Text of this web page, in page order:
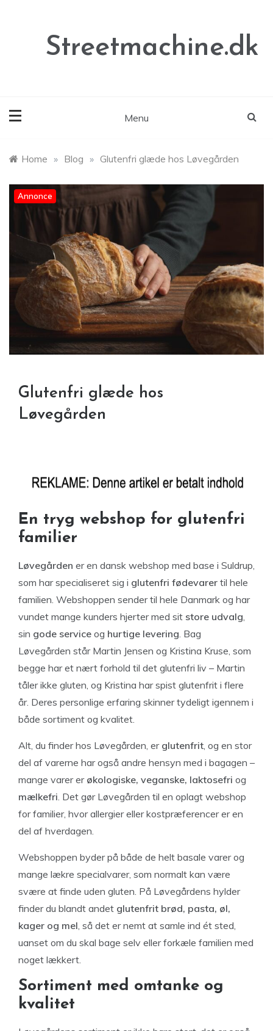
Streetmachine.dk
Menu
Home » Blog » Glutenfri glæde hos Løvegården
Annonce
Glutenfri glæde hos
Løvegården
En tryg webshop for glutenfri
familier
Løvegården er en dansk webshop med base i Suldrup,
som har specialiseret sig i glutenfri fødevarer til hele
familien. Webshoppen sender til hele Danmark og har
vundet mange kunders hjerter med sit store udvalg
sin gode service og hurtige levering . Bag
Løvegården står Martin Jensen og Kristina Kruse, som
begge har et nært forhold til det glutenfri liv – Martin
tåler ikke gluten, og Kristina har spist glutenfrit i flere
år. Deres personlige erfaring skinner tydeligt igennem i
både sortiment og kvalitet.
Alt, du finder hos Løvegården, er glutenfrit , og en stor
del af varerne har også andre hensyn med i bagagen –
mange varer er økologiske, veganske, laktosefri og
mælkefri . Det gør Løvegården til en oplagt webshop
for familier, hvor allergier eller kostpræferencer er en
del af hverdagen.
Webshoppen byder på både de helt basale varer og
mange lækre specialvarer, som normalt kan være
svære at finde uden gluten. På Løvegårdens hylder
finder du blandt andet glutenfrit brød, pasta, øl,
kager og mel , så det er nemt at samle ind ét sted,
uanset om du skal bage selv eller forkæle familien med
noget lækkert.
Sortiment med omtanke og
kvalitet